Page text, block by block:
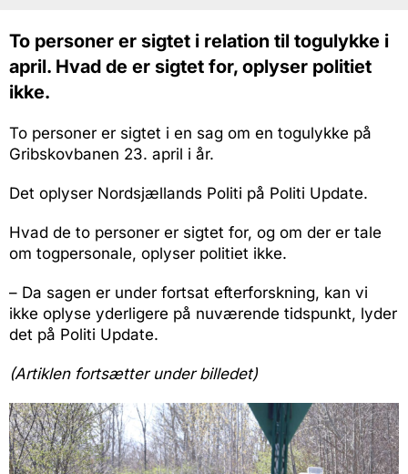
To personer er sigtet i relation til togulykke i
april. Hvad de er sigtet for, oplyser politiet
ikke.
To personer er sigtet i en sag om en togulykke på
Gribskovbanen 23. april i år.
Det oplyser Nordsjællands Politi på Politi Update.
Hvad de to personer er sigtet for, og om der er tale
om togpersonale, oplyser politiet ikke.
– Da sagen er under fortsat efterforskning, kan vi
ikke oplyse yderligere på nuværende tidspunkt, lyder
det på Politi Update.
(Artiklen fortsætter under billedet)